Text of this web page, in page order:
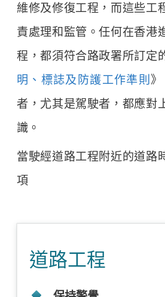
維修及修復工程，而這些工
責處理和監管。任何在香港
程，都須符合路政署所訂定
明、標誌及防護工作準則
者，尤其是駕駛者，都應對
識。
當駛經道路工程附近的道路
項
道路工程